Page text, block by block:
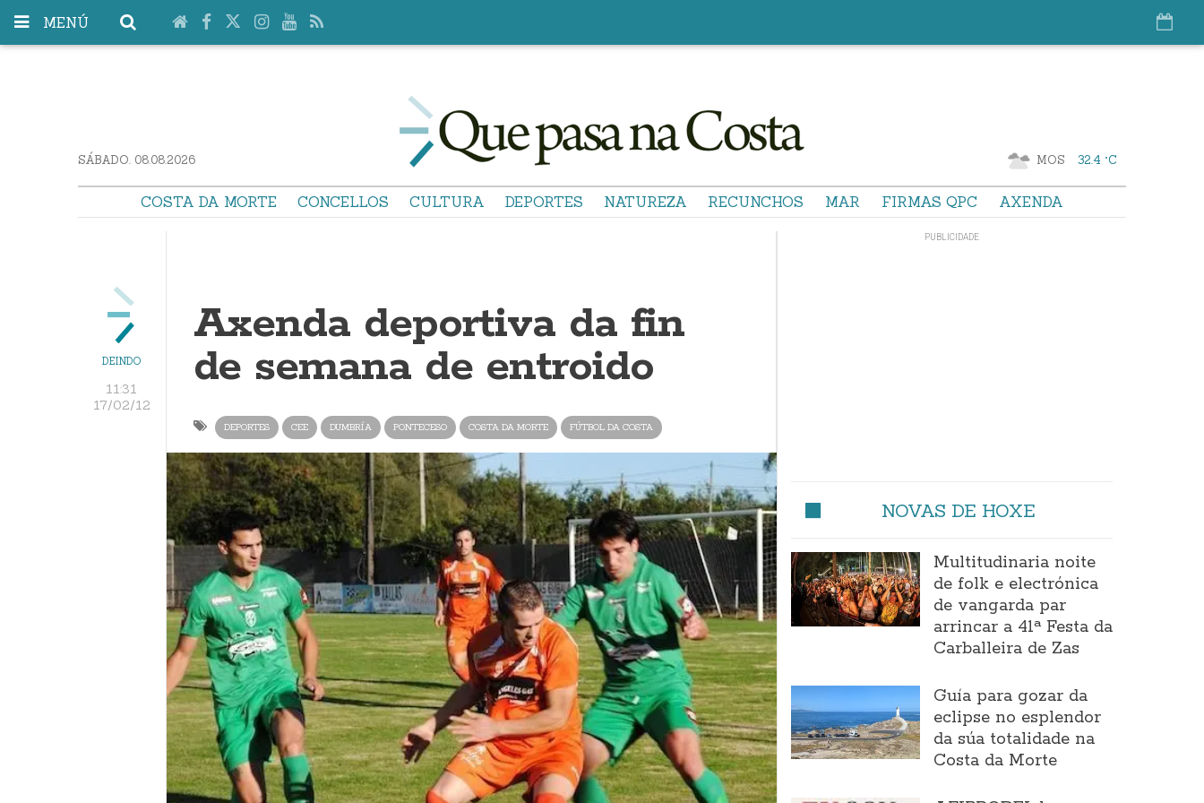
MENÚ
SÁBADO. 08.08.2026 MOS 32.4 °C
COSTA DA MORTE CONCELLOS CULTURA DEPORTES NATUREZA RECUNCHOS MAR FIRMAS QPC AXENDA
DEINDO
11:31
17/02/12
Axenda deportiva da fin
de semana de entroido
DEPORTES CEE DUMBRÍA PONTECESO COSTA DA MORTE FÚTBOL DA COSTA
NOVAS DE HOXE
Multitudinaria noite
de folk e electrónica
de vangarda par
arrincar a 41ª Festa da
Carballeira de Zas
Guía para gozar da
eclipse no esplendor
da súa totalidade na
Costa da Morte